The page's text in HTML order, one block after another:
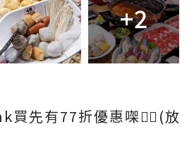
+2
買先有77折優惠㗎❤️‍🔥(放